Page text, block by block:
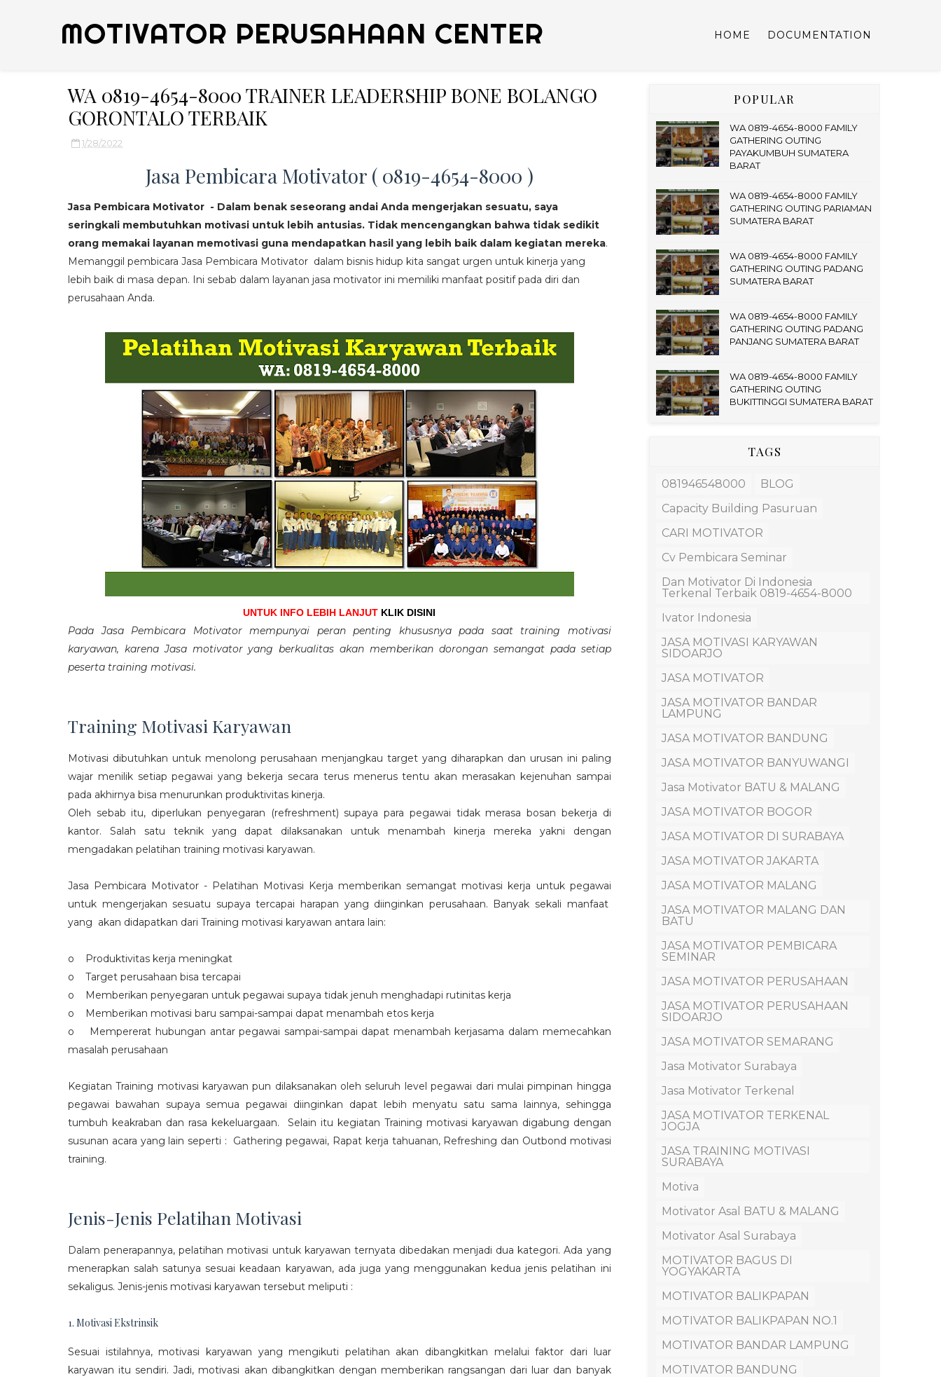
MOTIVATOR PERUSAHAAN CENTER HOME DOCUMENTATION
WA 0819-4654-8000 TRAINER LEADERSHIP BONE BOLANGO
GORONTALO TERBAIK
1/28/2022
Jasa Pembicara Motivator ( 0819-4654-8000 )
Jasa Pembicara Motivator - Dalam benak seseorang andai Anda mengerjakan sesuatu, saya
seringkali membutuhkan motivasi untuk lebih antusias. Tidak mencengangkan bahwa tidak sedikit
orang memakai layanan memotivasi guna mendapatkan hasil yang lebih baik dalam kegiatan mereka.
Memanggil pembicara Jasa Pembicara Motivator dalam bisnis hidup kita sangat urgen untuk kinerja yang
lebih baik di masa depan. Ini sebab dalam layanan jasa motivator ini memiliki manfaat positif pada diri dan
perusahaan Anda.
UNTUK INFO LEBIH LANJUT KLIK DISINI
Pada Jasa Pembicara Motivator mempunyai peran penting khususnya pada saat training motivasi
karyawan, karena Jasa motivator yang berkualitas akan memberikan dorongan semangat pada setiap
peserta training motivasi.
Training Motivasi Karyawan
Motivasi dibutuhkan untuk menolong perusahaan menjangkau target yang diharapkan dan urusan ini paling
wajar menilik setiap pegawai yang bekerja secara terus menerus tentu akan merasakan kejenuhan sampai
pada akhirnya bisa menurunkan produktivitas kinerja.
Oleh sebab itu, diperlukan penyegaran (refreshment) supaya para pegawai tidak merasa bosan bekerja di
kantor. Salah satu teknik yang dapat dilaksanakan untuk menambah kinerja mereka yakni dengan
mengadakan pelatihan training motivasi karyawan.
Jasa Pembicara Motivator - Pelatihan Motivasi Kerja memberikan semangat motivasi kerja untuk pegawai
untuk mengerjakan sesuatu supaya tercapai harapan yang diinginkan perusahaan. Banyak sekali manfaat
yang akan didapatkan dari Training motivasi karyawan antara lain:
o Produktivitas kerja meningkat
o Target perusahaan bisa tercapai
o Memberikan penyegaran untuk pegawai supaya tidak jenuh menghadapi rutinitas kerja
o Memberikan motivasi baru sampai-sampai dapat menambah etos kerja
o Mempererat hubungan antar pegawai sampai-sampai dapat menambah kerjasama dalam memecahkan
masalah perusahaan
Kegiatan Training motivasi karyawan pun dilaksanakan oleh seluruh level pegawai dari mulai pimpinan hingga
pegawai bawahan supaya semua pegawai diinginkan dapat lebih menyatu satu sama lainnya, sehingga
tumbuh keakraban dan rasa kekeluargaan. Selain itu kegiatan Training motivasi karyawan digabung dengan
susunan acara yang lain seperti : Gathering pegawai, Rapat kerja tahuanan, Refreshing dan Outbond motivasi
training.
Jenis-Jenis Pelatihan Motivasi
Dalam penerapannya, pelatihan motivasi untuk karyawan ternyata dibedakan menjadi dua kategori. Ada yang
menerapkan salah satunya sesuai keadaan karyawan, ada juga yang menggunakan kedua jenis pelatihan ini
sekaligus. Jenis-jenis motivasi karyawan tersebut meliputi :
1. Motivasi Ekstrinsik
Sesuai istilahnya, motivasi karyawan yang mengikuti pelatihan akan dibangkitkan melalui faktor dari luar
karyawan itu sendiri. Jadi, motivasi akan dibangkitkan dengan memberikan rangsangan dari luar dan banyak
POPULAR
WA 0819-4654-8000 FAMILY
GATHERING OUTING
PAYAKUMBUH SUMATERA
BARAT
WA 0819-4654-8000 FAMILY
GATHERING OUTING PARIAMAN
SUMATERA BARAT
WA 0819-4654-8000 FAMILY
GATHERING OUTING PADANG
SUMATERA BARAT
WA 0819-4654-8000 FAMILY
GATHERING OUTING PADANG
PANJANG SUMATERA BARAT
WA 0819-4654-8000 FAMILY
GATHERING OUTING
BUKITTINGGI SUMATERA BARAT
TAGS
081946548000
BLOG
Capacity Building Pasuruan
CARI MOTIVATOR
Cv Pembicara Seminar
Dan Motivator Di Indonesia
Terkenal Terbaik 0819-4654-8000
Ivator Indonesia
JASA MOTIVASI KARYAWAN
SIDOARJO
JASA MOTIVATOR
JASA MOTIVATOR BANDAR
LAMPUNG
JASA MOTIVATOR BANDUNG
JASA MOTIVATOR BANYUWANGI
Jasa Motivator BATU & MALANG
JASA MOTIVATOR BOGOR
JASA MOTIVATOR DI SURABAYA
JASA MOTIVATOR JAKARTA
JASA MOTIVATOR MALANG
JASA MOTIVATOR MALANG DAN
BATU
JASA MOTIVATOR PEMBICARA
SEMINAR
JASA MOTIVATOR PERUSAHAAN
JASA MOTIVATOR PERUSAHAAN
SIDOARJO
JASA MOTIVATOR SEMARANG
Jasa Motivator Surabaya
Jasa Motivator Terkenal
JASA MOTIVATOR TERKENAL
JOGJA
JASA TRAINING MOTIVASI
SURABAYA
Motiva
Motivator Asal BATU & MALANG
Motivator Asal Surabaya
MOTIVATOR BAGUS DI
YOGYAKARTA
MOTIVATOR BALIKPAPAN
MOTIVATOR BALIKPAPAN NO.1
MOTIVATOR BANDAR LAMPUNG
MOTIVATOR BANDUNG